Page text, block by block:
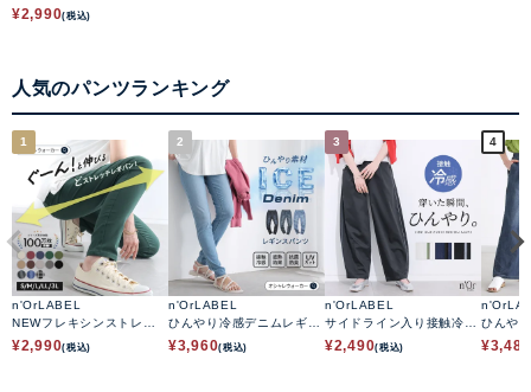
ンツ
¥2,990(税込)
人気のパンツランキング
1
n'OrLABEL
NEWフレキシンストレッ
チレギパン
¥2,990(税込)
2
n'OrLABEL
ひんやり冷感デニムレギパ
ン
¥3,960(税込)
3
n'OrLABEL
サイドライン入り接触冷感
カーブパンツ
¥2,490(税込)
4
ひんや
ートデ
¥3,485